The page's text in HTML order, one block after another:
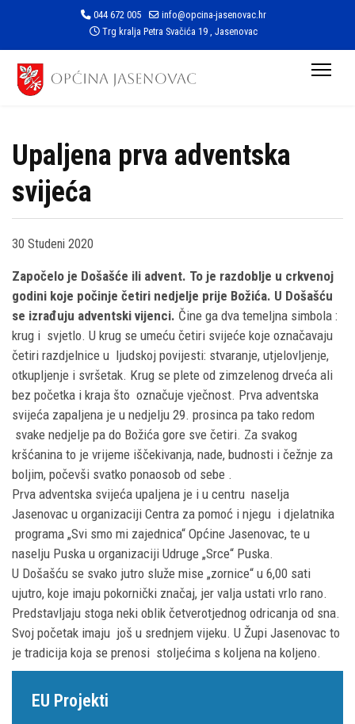
044 672 005
info@opcina-jasenovac.hr
Trg kralja Petra Svačića 19 , Jasenovac
Upaljena prva adventska
svijeća
30 Studeni 2020
Započelo je Došašće ili advent. To je razdoblje u crkvenoj
godini koje počinje četiri nedjelje prije Božića. U Došašću
se izrađuju adventski vijenci. Čine ga dva temeljna simbola :
krug i svjetlo. U krug se umeću četiri svijeće koje označavaju
četiri razdjelnice u ljudskoj povijesti: stvaranje, utjelovljenje,
otkupljenje i svršetak. Krug se plete od zimzelenog drveća ali
bez početka i kraja što označuje vječnost. Prva adventska
svijeća zapaljena je u nedjelju 29. prosinca pa tako redom
svake nedjelje pa do Božića gore sve četiri. Za svakog
kršćanina to je vrijeme iščekivanja, nade, budnosti i čežnje za
boljim, počevši svatko ponaosob od sebe .
Prva adventska svijeća upaljena je i u centru naselja
Jasenovac u organizaciji Centra za pomoć i njegu i djelatnika
programa „Svi smo mi zajednica“ Općine Jasenovac, te u
naselju Puska u organizaciji Udruge „Srce“ Puska.
U Došašću se svako jutro služe mise „zornice“ u 6,00 sati
ujutro, koje imaju pokornički značaj, jer valja ustati vrlo rano.
Predstavljaju stoga neki oblik četverotjednog odricanja od sna.
Svoj početak imaju još u srednjem vijeku. U Župi Jasenovac to
je tradicija koja se prenosi stoljećima s koljena na koljeno.
EU Projekti